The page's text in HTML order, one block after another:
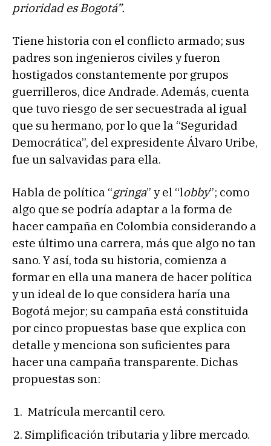
prioridad es Bogotá”.
Tiene historia con el conflicto armado; sus
padres son ingenieros civiles y fueron
hostigados constantemente por grupos
guerrilleros, dice Andrade. Además, cuenta
que tuvo riesgo de ser secuestrada al igual
que su hermano, por lo que la “Seguridad
Democrática”, del expresidente Álvaro Uribe,
fue un salvavidas para ella.
Habla de política “gringa” y el “lobby”; como
algo que se podría adaptar a la forma de
hacer campaña en Colombia considerando a
este último una carrera, más que algo no tan
sano. Y así, toda su historia, comienza a
formar en ella una manera de hacer política
y un ideal de lo que considera haría una
Bogotá mejor; su campaña está constituida
por cinco propuestas base que explica con
detalle y menciona son suficientes para
hacer una campaña transparente. Dichas
propuestas son:
Matrícula mercantil cero.
Simplificación tributaria y libre mercado.